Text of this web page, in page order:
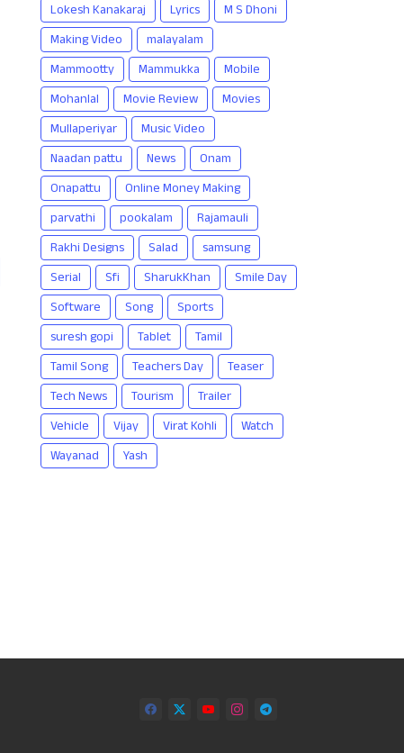
Lokesh Kanakaraj
Lyrics
M S Dhoni
Making Video
malayalam
Mammootty
Mammukka
Mobile
Mohanlal
Movie Review
Movies
Mullaperiyar
Music Video
Naadan pattu
News
Onam
Onapattu
Online Money Making
parvathi
pookalam
Rajamauli
Rakhi Designs
Salad
samsung
Serial
Sfi SharukKhan
Smile Day
Software
Song
Sports
suresh gopi
Tablet
Tamil
Tamil Song
Teachers Day
Teaser
Tech News
Tourism
Trailer
Vehicle
Vijay Virat Kohli
Watch
Wayanad
Yash